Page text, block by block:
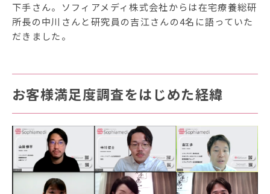
下手さん。ソフィアメディ株式会社からは在宅療養総研
所長の中川さんと研究員の吉江さんの4名に語っていた
だきました。
お客様満足度調査をはじめた経緯